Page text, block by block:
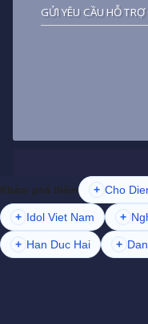
GỬI YÊU CẦU HỖ TRỢ
Khám phá thêm + Cho
+ Idol Viet Nam +
+ Han Duc Hai +